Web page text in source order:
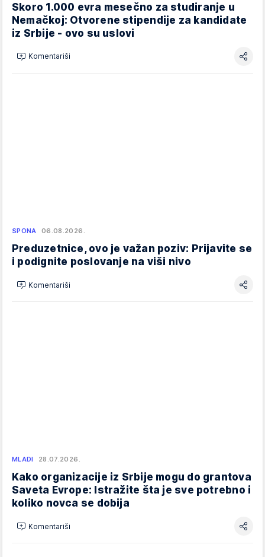
Skoro 1.000 evra mesečno za studiranje u
Nemačkoj: Otvorene stipendije za kandidate
iz Srbije - ovo su uslovi
Komentariši
SPONA 06.08.2026.
Preduzetnice, ovo je važan poziv: Prijavite se
i podignite poslovanje na viši nivo
Komentariši
MLADI 28.07.2026.
Kako organizacije iz Srbije mogu do grantova
Saveta Evrope: Istražite šta je sve potrebno i
koliko novca se dobija
Komentariši